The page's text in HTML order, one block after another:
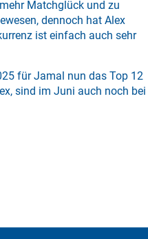
Matchglück und zu
dennoch hat Alex
ist einfach auch sehr
für Jamal nun das Top 12
sind im Juni auch noch bei